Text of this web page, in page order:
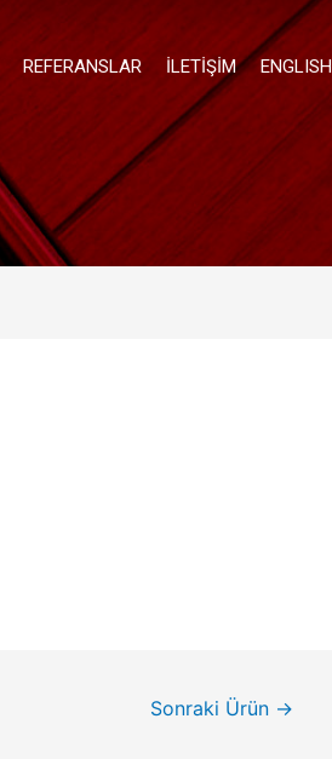
REFERANSLAR İLETIŞIM ENGLISH
Sonraki Ürün →